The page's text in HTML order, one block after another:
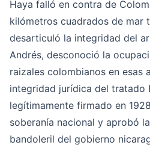
Haya falló en contra de
kilómetros cuadrados de mar
desarticuló la integridad del
Andrés, desconoció la
raizales colombianos en esas
integridad jurídica del tratado
legítimamente firmado en
soberanía nacional y aprobó
bandoleril del gobierno